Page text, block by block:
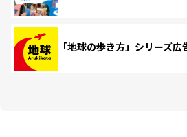
「地球の歩き方」シリーズ広